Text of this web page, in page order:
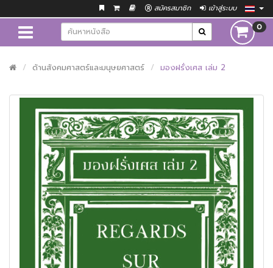
สมัครสมาชิก เข้าสู่ระบบ
0
ด้านสังคมศาสตร์และมนุษยศาสตร์ มองฝรั่งเศส เล่ม 2